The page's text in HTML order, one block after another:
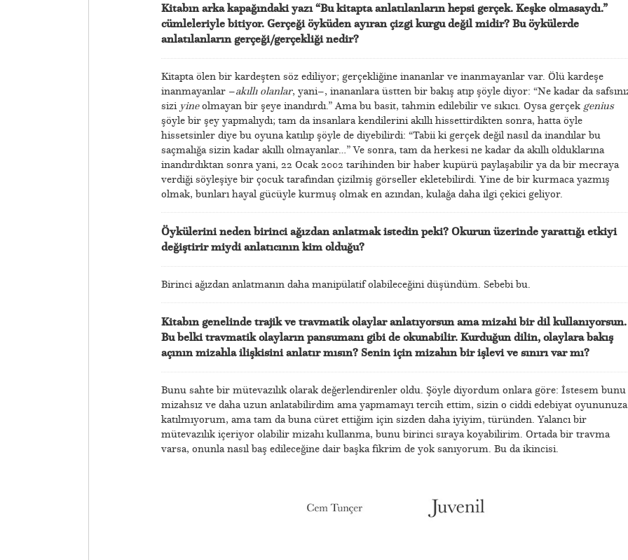
Kitabın arka kapağındaki yazı “Bu kitapta anlatılanların hepsi gerçek. Keşke olmasaydı.”
cümleleriyle bitiyor. Gerçeği öyküden ayıran çizgi kurgu değil midir? Bu öykülerde
anlatılanların gerçeği/gerçekliği nedir?
Kitapta ölen bir kardeşten söz ediliyor; gerçekliğine inananlar ve inanmayanlar var. Ölü kardeşe
inanmayanlar –akıllı olanlar, yani–, inananlara üstten bir bakış atıp şöyle diyor: “Ne kadar da
sizi yineolmayan bir şeye inandırdı.” Ama bu basit, tahmin edilebilir ve sıkıcı. Oysa gerçek genius
şöyle bir şey yapmalıydı; tam da insanlara kendilerini akıllı hissettirdikten sonra, hatta öyle
hissetsinler diye bu oyuna katılıp şöyle de diyebilirdi: “Tabii ki gerçek değil nasıl da inandılar bu
saçmalığa sizin kadar akıllı olmayanlar…” Ve sonra, tam da herkesi ne kadar da akıllı olduklarına
inandırdıktan sonra yani, 22 Ocak 2002 tarihinden bir haber kupürü paylaşabilir ya da bir mecraya
verdiği söyleşiye bir çocuk tarafından çizilmiş görseller ekletebilirdi. Yine de bir kurmaca yazmış
olmak, bunları hayal gücüyle kurmuş olmak en azından, kulağa daha ilgi çekici geliyor.
Öykülerini neden birinci ağızdan anlatmak istedin peki? Okurun üzerinde yarattığı etkiyi
değiştirir miydi anlatıcının kim olduğu?
Birinci ağızdan anlatmanın daha manipülatif olabileceğini düşündüm. Sebebi bu.
Kitabın genelinde trajik ve travmatik olaylar anlatıyorsun ama mizahi bir dil kullanıyorsun.
Bu belki travmatik olayların pansumanı gibi de okunabilir. Kurduğun dilin, olaylara bakış
açının mizahla ilişkisini anlatır mısın? Senin için mizahın bir işlevi ve sınırı var mı?
Bunu sahte bir mütevazılık olarak değerlendirenler oldu. Şöyle diyordum onlara göre: İstesem bunu
mizahsız ve daha uzun anlatabilirdim ama yapmamayı tercih ettim, sizin o ciddi edebiyat oyununuza
katılmıyorum, ama tam da buna cüret ettiğim için sizden daha iyiyim, türünden. Yalancı bir
mütevazılık içeriyor olabilir mizahı kullanma, bunu birinci sıraya koyabilirim. Ortada bir travma
varsa, onunla nasıl baş edileceğine dair başka fikrim de yok sanıyorum. Bu da ikincisi.